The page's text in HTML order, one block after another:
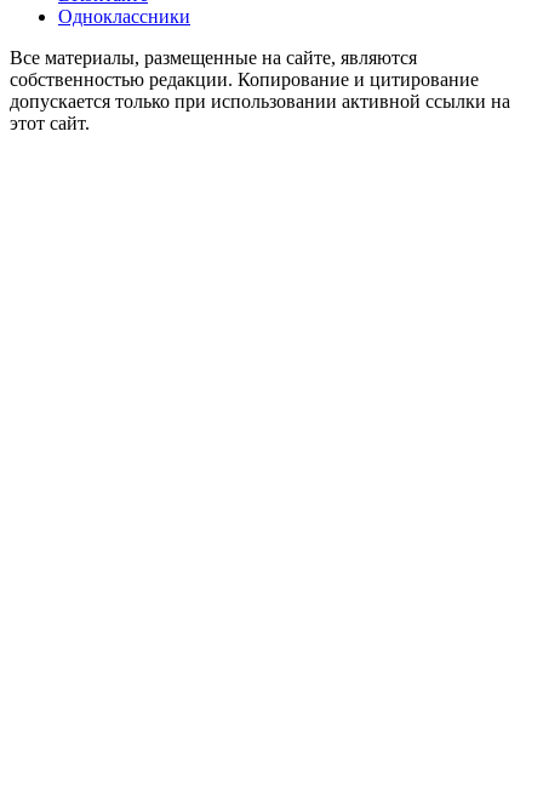
Одноклассники
Все материалы, размещенные на сайте, являются
собственностью редакции. Копирование и цитирование
допускается только при использовании активной ссылки на
этот сайт.